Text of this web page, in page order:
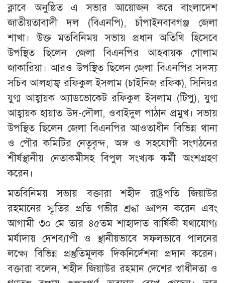
ক্লাবে অনুষ্ঠিত এ সভার আয়োজন করে বাংলাদেশ
জাতীয়তাবাদী দল (বিএনপি), চাঁপাইনবাবগঞ্জ জেলা
শাখা। উক্ত মতবিনিময় সভায় প্রধান অতিথি হিসেবে
উপস্থিত ছিলেন জেলা বিএনপির আহবায়ক গোলাম
জাকারিয়া। আরও উপস্থিত ছিলেন জেলা বিএনপির সদস্য
সচিব আলহাজ্ব রফিকুল ইসলাম (চাইনিজ রফিক), সিনিয়র
যুগ্ম আহ্বায়ক অ্যাডভোকেট রফিকুল ইসলাম (টিপু), যুগ্ম
আহ্বায়ক হায়াত উদ-দৌলা, ওবাইদুল পাঠান প্রমুখ। সভায়
উপস্থিত ছিলেন জেলা বিএনপির আওতাধীন বিভিন্ন থানা
ও পৌর কমিটির নেতৃবৃন্দ, অঙ্গ ও সহযোগী সংগঠনের
শীর্ষস্থানীয় নেতাকর্মীসহ বিপুল সংখ্যক কর্মী অংশগ্রহণ
করেন।
মতবিনিময় সভায় বক্তারা শহীদ রাষ্ট্রপতি জিয়াউর
রহমানের স্মৃতির প্রতি গভীর শ্রদ্ধা জ্ঞাপন করেন এবং
আগামী ৩০ মে তার ৪৫তম শাহাদাত বার্ষিকী যথাযোগ্য
মর্যাদায় দেশব্যাপী ও স্থানীয়ভাবে সফলভাবে পালনের
লক্ষ্যে বিভিন্ন প্রস্তুতিমূলক দিকনির্দেশনা প্রদান করেন।
বক্তারা বলেন, শহীদ জিয়াউর রহমান দেশের স্বাধীনতা ও